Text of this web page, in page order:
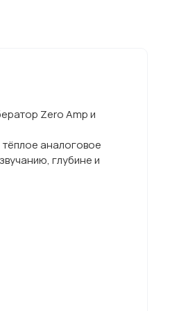
Zero Amp и
аналоговое
глубине и